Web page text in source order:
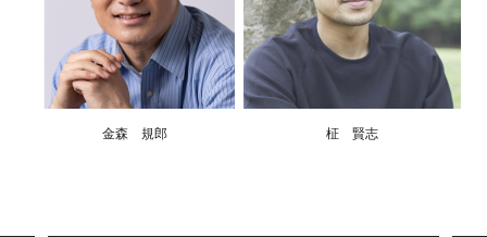
金森 規郎 柾 賢志